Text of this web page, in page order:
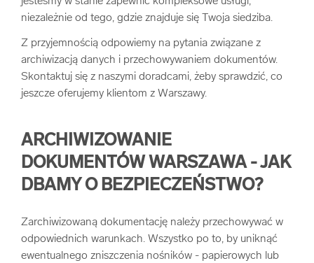
niezależnie od tego, gdzie znajduje się Twoja siedziba.
Z przyjemnością odpowiemy na pytania związane z
archiwizacją danych i przechowywaniem dokumentów.
Skontaktuj się z naszymi doradcami, żeby sprawdzić, co
jeszcze oferujemy klientom z Warszawy.
ARCHIWIZOWANIE
DOKUMENTÓW WARSZAWA - JAK
DBAMY O BEZPIECZEŃSTWO?
Zarchiwizowaną dokumentację należy przechowywać w
odpowiednich warunkach. Wszystko po to, by uniknąć
ewentualnego zniszczenia nośników - papierowych lub